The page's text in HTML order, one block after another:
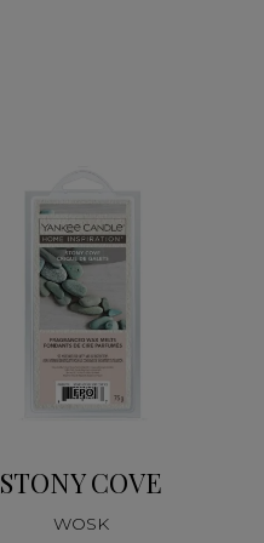
STONY COVE
WOSK